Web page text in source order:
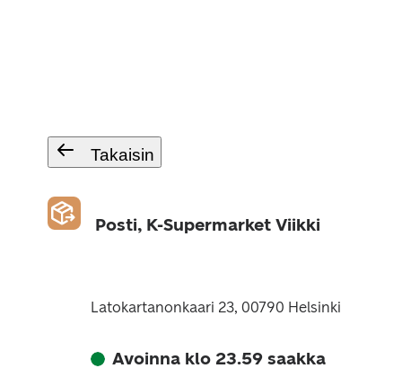
Takaisin
Posti, K-Supermarket Viikki
Latokartanonkaari 23, 00790 Helsinki
Avoinna klo 23.59 saakka